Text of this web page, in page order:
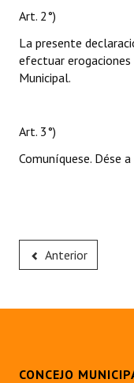
Art. 2°)
La presente
efectuar
Municipal.
Art. 3°)
Comuníquese. Dése
Anterior
CONCEJO